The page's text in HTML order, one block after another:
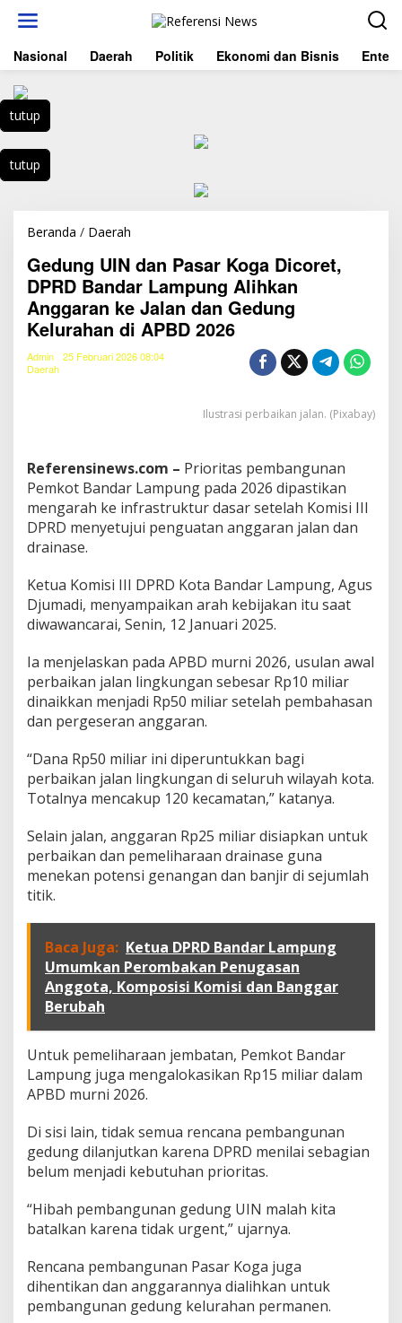
t
k
k
o
t
Nasional Daerah Politik Ekonomi dan Bisnis
tutup
tutup
Beranda / Daerah
d
u
n
g
U
N
a
r
K
o
g
c
o
r
t
D
P
R
B
a
n
r
L
a
u
n
g
A
l
a
n
A
n
g
a
r
k
e
a
l
a
n
Gedung UIN dan Pasar Koga Dicoret,
DPRD Bandar Lampung Alihkan
Anggaran ke Jalan dan Gedung
Kelurahan di APBD 2026
Admin
25 Februari 2026 08:04
Daerah
Ilustrasi perbaikan jalan. (Pixabay)
Referensinews.com – Prioritas pembangunan
Pemkot Bandar Lampung pada 2026 dipastikan
mengarah ke infrastruktur dasar setelah Komisi III
DPRD menyetujui penguatan anggaran jalan dan
drainase.
Ketua Komisi III DPRD Kota Bandar Lampung, Agus
Djumadi, menyampaikan arah kebijakan itu saat
diwawancarai, Senin, 12 Januari 2025.
Ia menjelaskan pada APBD murni 2026, usulan awal
perbaikan jalan lingkungan sebesar Rp10 miliar
dinaikkan menjadi Rp50 miliar setelah pembahasan
dan pergeseran anggaran.
“Dana Rp50 miliar ini diperuntukkan bagi
perbaikan jalan lingkungan di seluruh wilayah kota.
Totalnya mencakup 120 kecamatan,” katanya.
Selain jalan, anggaran Rp25 miliar disiapkan untuk
perbaikan dan pemeliharaan drainase guna
menekan potensi genangan dan banjir di sejumlah
titik.
Baca Juga: Ketua DPRD Bandar Lampung
Umumkan Perombakan Penugasan
Anggota, Komposisi Komisi dan Banggar
Berubah
Untuk pemeliharaan jembatan, Pemkot Bandar
Lampung juga mengalokasikan Rp15 miliar dalam
APBD murni 2026.
Di sisi lain, tidak semua rencana pembangunan
gedung dilanjutkan karena DPRD menilai sebagian
belum menjadi kebutuhan prioritas.
“Hibah pembangunan gedung UIN malah kita
batalkan karena tidak urgent,” ujarnya.
Rencana pembangunan Pasar Koga juga
dihentikan dan anggarannya dialihkan untuk
pembangunan gedung kelurahan permanen.